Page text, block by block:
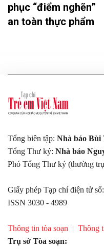
phục “điểm nghẽn”
an toàn thực phẩm
Tổng biên tập: Nhà báo
Tổng Thư ký: Nhà báo
Phó Tổng Thư ký (thường
Giấy phép Tạp chí điện tử số:
ISSN 3030 - 4989
Thông tin tòa soạn | Thông
Trụ sở Tòa soạn: